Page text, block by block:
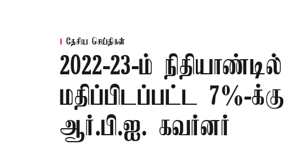
தேசிய செய்திகள்
2022-23-ம் நிதியாண்டில்
மதிப்பிடப்பட்ட 7%-
ஆர்.பி.ஐ. கவர்னர்